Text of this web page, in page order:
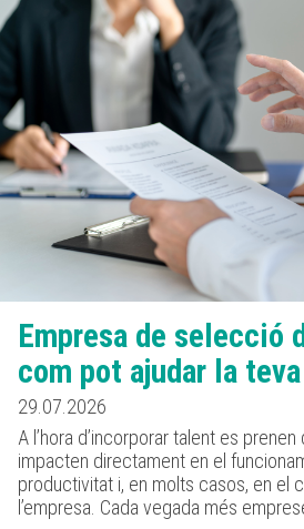
Empresa de selecció
com pot ajudar la
29.07.2026
A l’hora d’incorporar talent es
impacten directament en el
productivitat i, en molts casos, en el
l’empresa. Cada vegada més